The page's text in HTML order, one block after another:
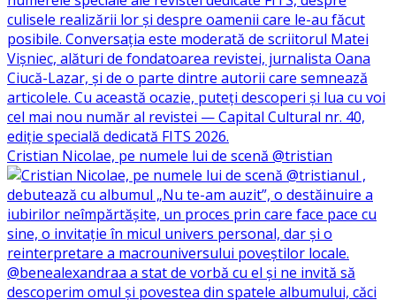
Cristian Nicolae, pe numele lui de scenă @tristian